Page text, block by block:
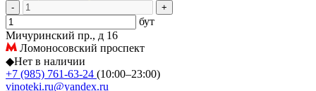
- +
бут
Мичуринский пр., д 16
Ломоносовский проспект
◆Нет в наличии
+7 (985) 761-63-24 (10:00–23:00)
vinoteki.ru@yandex.ru